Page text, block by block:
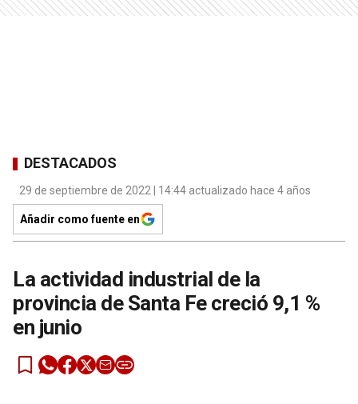
DESTACADOS
29 de septiembre de 2022 | 14:44 actualizado hace 4 años
Añadir como fuente en
La actividad industrial de la
provincia de Santa Fe creció 9,1 %
en junio